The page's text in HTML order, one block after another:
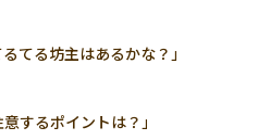
てる坊主はあるかな？」
するポイントは？」